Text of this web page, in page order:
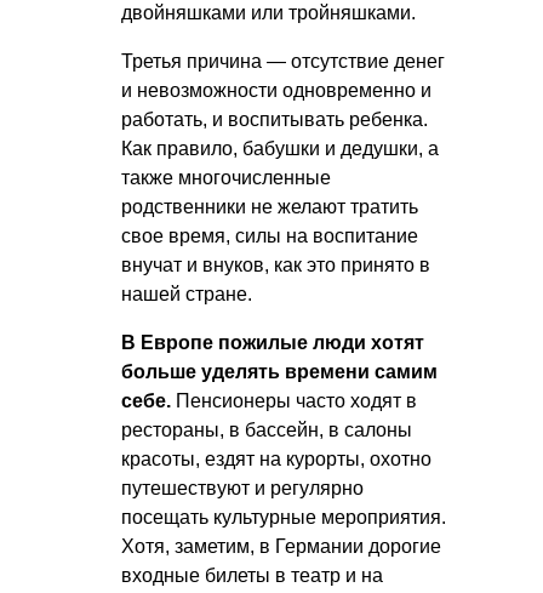
двойняшками или тройняшками.
Третья причина — отсутствие денег
и невозможности одновременно и
работать, и воспитывать ребенка.
Как правило, бабушки и дедушки, а
также многочисленные
родственники не желают тратить
свое время, силы на воспитание
внучат и внуков, как это принято в
нашей стране.
В Европе пожилые люди хотят
больше уделять времени самим
себе. Пенсионеры часто ходят в
рестораны, в бассейн, в салоны
красоты, ездят на курорты, охотно
путешествуют и регулярно
посещать культурные мероприятия.
Хотя, заметим, в Германии дорогие
входные билеты в театр и на